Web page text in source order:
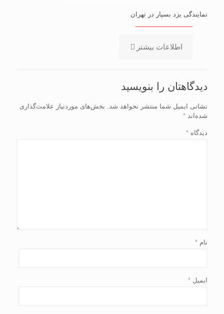
نمایندگی یزد بسپار در تهران
اطلاعات بیشتر
دیدگاهتان را بنویسید
نشانی ایمیل شما منتشر نخواهد شد. بخش‌های موردنیاز علامت‌گذاری
شده‌اند *
دیدگاه *
نام *
ایمیل *